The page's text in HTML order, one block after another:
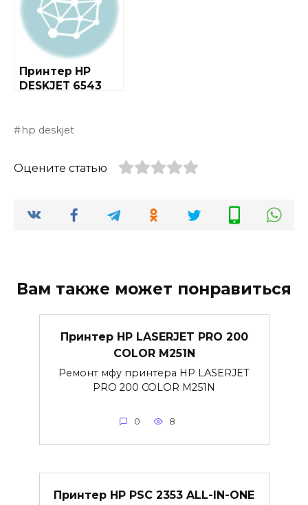
Принтер HP
DESKJET 6543
hp deskjet
Оцените статью
Вам также может понравиться
Принтер HP LASERJET PRO 200
COLOR M251N
Ремонт мфу принтера HP LASERJET
PRO 200 COLOR M251N
0 8
Принтер HP PSC 2353 ALL-IN-ONE